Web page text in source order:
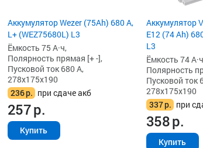
Аккумулятор Wezer (75Ah) 680 А,
L+ (WEZ75680L) L3
Ёмкость 75 А·ч,
Полярность прямая [+ -],
Пусковой ток 680 А,
278x175x190
236р. при сдаче акб
257р.
Купить
Аккумулятор
E12 (74 Ah)
L3
Ёмкость 74
Полярность
Пусковой ток
278x175x190
337р. при
358р.
Купить